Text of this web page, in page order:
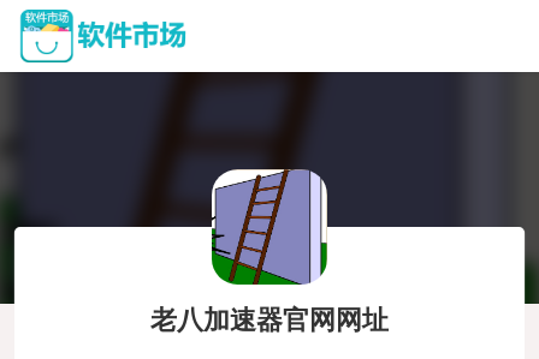
老八加速器官网网址